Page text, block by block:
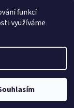
funkcí
využíváme
Upravit nastavení